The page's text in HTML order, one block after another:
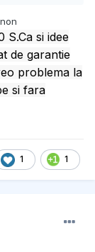
S.Ca si idee
de garantie
problema la
si fara
1 1